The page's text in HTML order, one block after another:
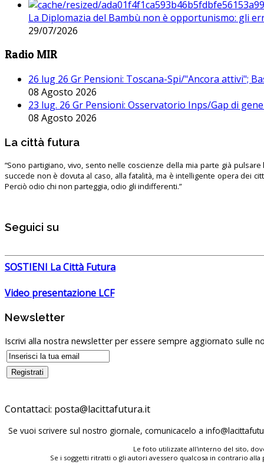
La Diplomazia del Bambù non è opportunismo: gli
29/07/2026
Radio MIR
26 lug 26 Gr Pensioni: Toscana-Spi/"Ancora attivi";
08 Agosto 2026
23 lug. 26 Gr Pensioni: Osservatorio Inps/Gap di
08 Agosto 2026
La città futura
“Sono partigiano, vivo, sento nelle coscienze della mia parte già pulsare
succede non è dovuta al caso, alla fatalità, ma è intelligente opera dei
Perciò odio chi non parteggia, odio gli indifferenti.”
Seguici su
SOSTIENI La Città Futura
Video presentazione LCF
Newsletter
Iscrivi alla nostra newsletter per essere sempre aggiornato sulle
Contattaci:
Se vuoi scrivere sul nostro giornale, comunicacelo a
Le foto utilizzate all'interno del sito,
Se i soggetti ritratti o gli autori avessero qualcosa in contrario